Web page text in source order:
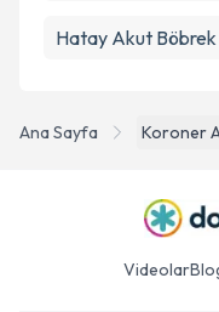
Ana Sayfa Koroner
Hatay Akut Böbrek
Videolar